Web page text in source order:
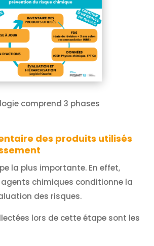
comprend 3 phases
des produits utilisés
la plus importante. En effet,
agents chimiques conditionne la
des risques.
lors de cette étape sont les